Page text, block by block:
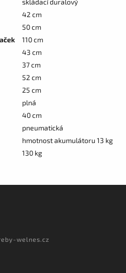
skládací duralový
42 cm
50 cm
110 cm
43 cm
37 cm
52 cm
25 cm
plná
40 cm
pneumatická
hmotnost akumulátoru 13 kg
130 kg
welnes.cz